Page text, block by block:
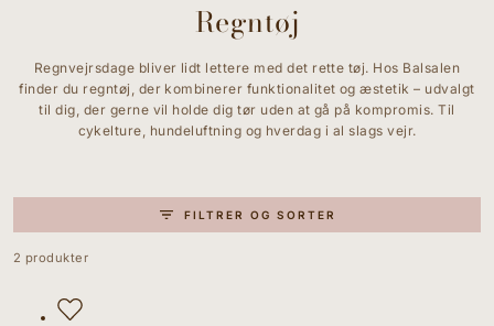
Regntøj
Regnvejrsdage bliver lidt lettere med det rette tøj. Hos Balsalen
finder du regntøj, der kombinerer funktionalitet og æstetik – udvalgt
til dig, der gerne vil holde dig tør uden at gå på kompromis. Til
cykelture, hundeluftning og hverdag i al slags vejr.
FILTRER OG SORTER
2 produkter